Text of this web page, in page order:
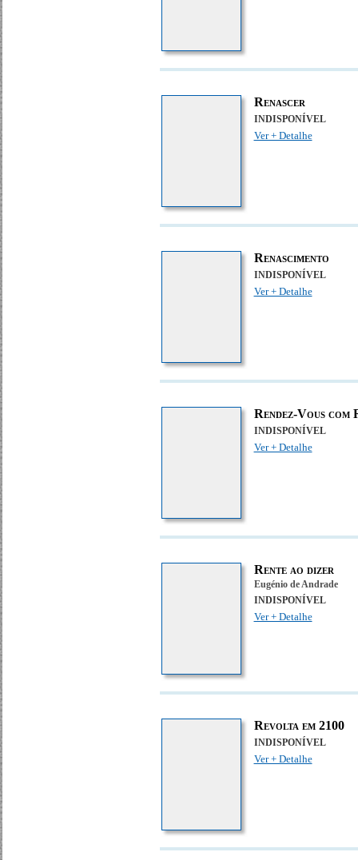
Renascer
INDISPONÍVEL
Ver + Detalhe
Renascimento
INDISPONÍVEL
Ver + Detalhe
Rendez-Vous com
INDISPONÍVEL
Ver + Detalhe
Rente ao dizer
Eugénio de Andrade
INDISPONÍVEL
Ver + Detalhe
Revolta em 2100
INDISPONÍVEL
Ver + Detalhe